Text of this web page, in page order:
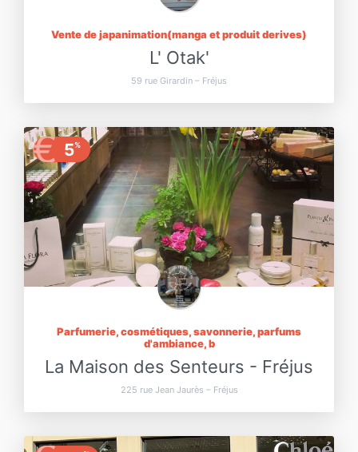
Vente de japanimation(manga et produit derives)
L' Otak'
59 rue Girardin – Fréjus
€ 5%
Parfumerie, cosmétiques, savonnerie, parfums
d'ambiance, b
La Maison des Senteurs - Fréjus
225 rue Jean Jaurès – Fréjus